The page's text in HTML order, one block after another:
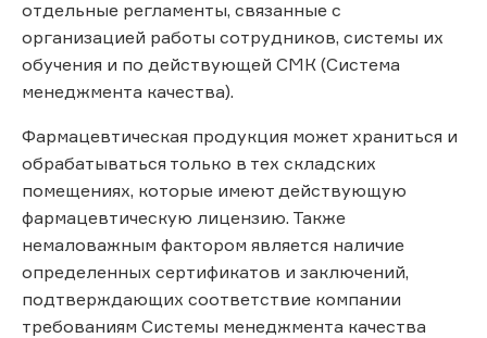
отдельные регламенты, связанные с
организацией работы сотрудников, системы их
обучения и по действующей СМК (Система
менеджмента качества).
Фармацевтическая продукция может храниться и
обрабатываться только в тех складских
помещениях, которые имеют действующую
фармацевтическую лицензию. Также
немаловажным фактором является наличие
определенных сертификатов и заключений,
подтверждающих соответствие компании
требованиям Системы менеджмента качества